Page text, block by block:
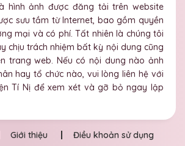
hình ảnh được đăng tải trên website
sưu tầm từ Internet, bao gồm quyền
mại và có phí. Tất nhiên là chúng tôi
chịu trách nhiệm bất kỳ nội dung cũng
trang web. Nếu có nội dung nào ảnh
hay tổ chức nào, vui lòng liên hệ với
Tí Nị để xem xét và gỡ bỏ ngay lập
Giới thiệu
Điều khoản sử dụng